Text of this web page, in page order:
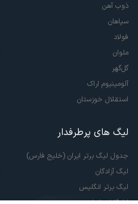
ذوب آهن
سپاهان
فولاد
ملوان
گل‌گهر
آلومینیوم اراک
استقلال خوزستان
لیگ های پرطرفدار
جدول لیگ برتر ایران (خلیج فارس)
لیگ آزادگان
لیگ برتر انگلیس